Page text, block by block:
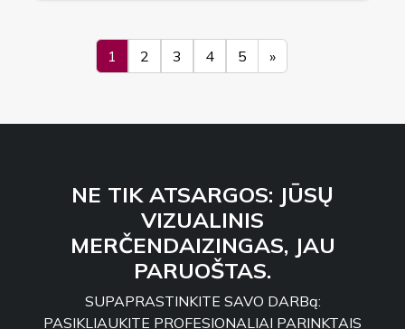
1 2 3 4 5 »
NE TIK ATSARGOS: JŪSŲ
VIZUALINIS
MERČENDAIZINGAS, JAU
PARUOŠTAS.
SUPAPRASTINKITE SAVO DARBą:
PASIKLIAUKITE PROFESIONALIAI PARINKTAIS